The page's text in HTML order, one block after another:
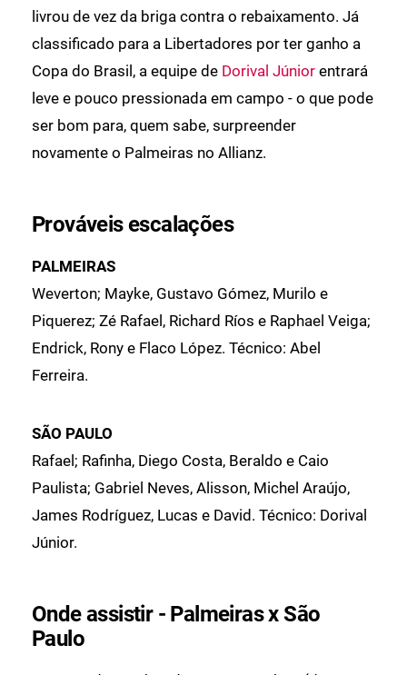
livrou de vez da briga contra o rebaixamento. Já
classificado para a Libertadores por ter ganho a
Copa do Brasil, a equipe de Dorival Júnior entrará
leve e pouco pressionada em campo - o que pode
ser bom para, quem sabe, surpreender
novamente o Palmeiras no Allianz.
Prováveis escalações
PALMEIRAS
Weverton; Mayke, Gustavo Gómez, Murilo e
Piquerez; Zé Rafael, Richard Ríos e Raphael Veiga;
Endrick, Rony e Flaco López. Técnico: Abel
Ferreira.
SÃO PAULO
Rafael; Rafinha, Diego Costa, Beraldo e Caio
Paulista; Gabriel Neves, Alisson, Michel Araújo,
James Rodríguez, Lucas e David. Técnico: Dorival
Júnior.
Onde assistir - Palmeiras x São
Paulo